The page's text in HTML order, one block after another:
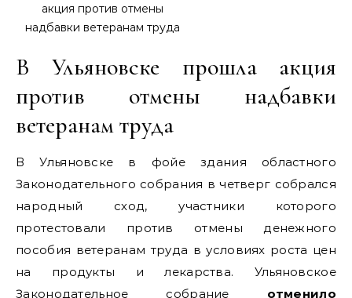
акция против отмены
надбавки ветеранам труда
В Ульяновске прошла акция
против отмены надбавки
ветеранам труда
В Ульяновске в фойе здания областного
Законодательного собрания в четверг собрался
народный сход, участники которого
протестовали против отмены денежного
пособия ветеранам труда в условиях роста цен
на продукты и лекарства. Ульяновское
Законодательное собрание отменило